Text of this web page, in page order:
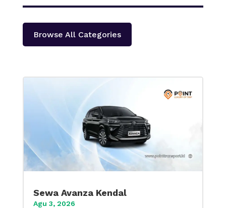
Browse All Categories
Sewa Avanza Kendal
Agu 3, 2026